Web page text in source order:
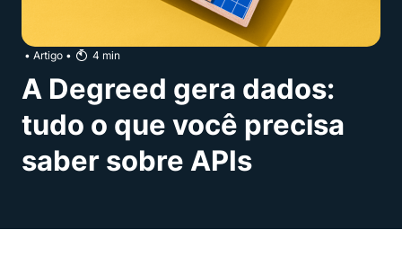
• Artigo • 4 min
A Degreed gera dados:
tudo o que você precisa
saber sobre APIs